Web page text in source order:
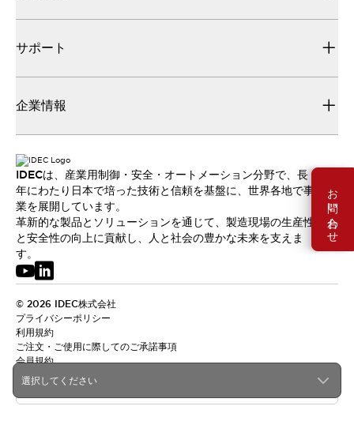
お問い合わせ
選択してください
サポート
企業情報
IDECは、産業用制御・安全・オートメーション分野で、長
年にわたり日本で培った技術と信頼を基盤に、世界各地で事
業を展開しています。
革新的な製品とソリューションを通じて、製造現場の生産性
と安全性の向上に貢献し、人と社会の豊かな未来を支えま
す。
© 2026 IDEC株式会社
プライバシーポリシー
利用規約
ご注文・ご使用に際してのご承諾事項
会員規約
日本